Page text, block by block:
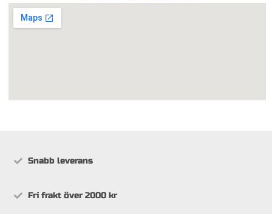
Snabb leverans
Fri frakt över 2000 kr